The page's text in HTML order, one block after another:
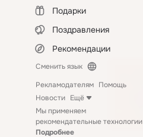
Подарки
Поздравления
Рекомендации
Сменить язык
Рекламодателям Помощь
Новости Ещё
Мы применяем
рекомендательные технологии
Подробнее